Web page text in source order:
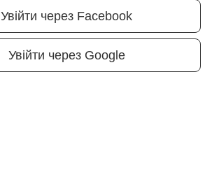
Увійти через Facebook
Увійти через Google